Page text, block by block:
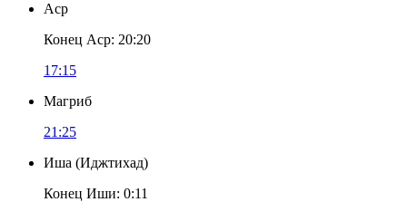
Аср
Конец Аср: 20:20
17:15
Магриб
21:25
Иша (Иджтихад)
Конец Иши: 0:11